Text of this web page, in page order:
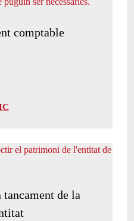
comptable
de la